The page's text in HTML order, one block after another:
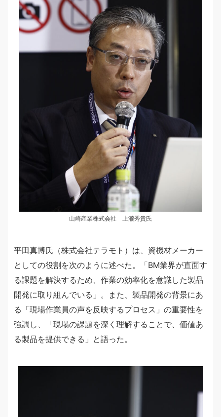
山崎産業株式会社 上瀧秀貴氏
平田真博氏（株式会社テラモト）は、資機材メーカー
としての役割を次のように述べた。「BM業界が直面す
る課題を解決するため、作業の効率化を意識した製品
開発に取り組んでいる」。また、製品開発の背景にあ
る「現場作業員の声を反映するプロセス」の重要性を
強調し、「現場の課題を深く理解することで、価値あ
る製品を提供できる」と語った。